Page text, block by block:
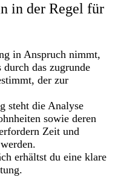
in der Regel für
in Anspruch nimmt,
das zugrunde
der zur
steht die Analyse
sowie deren
Zeit und
erhältst du eine klare